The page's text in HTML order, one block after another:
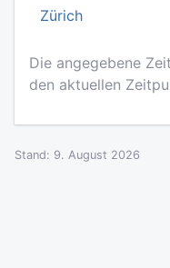
Zürich
Die angegebene
den aktuellen
Stand: 9. August 2026